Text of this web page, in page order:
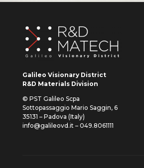
Galileo Visionary District
R&D Materials Division
© PST Galileo Scpa
Sottopassaggio Mario Saggin, 6
35131 – Padova (Italy)
info@galileovd.it – 049.8061111